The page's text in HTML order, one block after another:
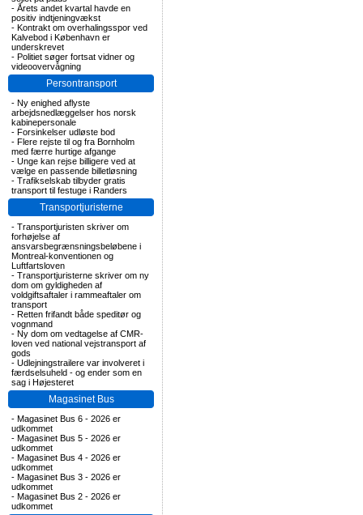
- Årets andet kvartal havde en
positiv indtjeningvækst
- Kontrakt om overhalingsspor ved
Kalvebod i København er
underskrevet
- Politiet søger fortsat vidner og
videoovervågning
Persontransport
- Ny enighed aflyste
arbejdsnedlæggelser hos norsk
kabinepersonale
- Forsinkelser udløste bod
- Flere rejste til og fra Bornholm
med færre hurtige afgange
- Unge kan rejse billigere ved at
vælge en passende billetløsning
- Trafikselskab tilbyder gratis
transport til festuge i Randers
Transportjuristerne
- Transportjuristen skriver om
forhøjelse af
ansvarsbegrænsningsbeløbene i
Montreal-konventionen og
Luftfartsloven
- Transportjuristerne skriver om ny
dom om gyldigheden af
voldgiftsaftaler i rammeaftaler om
transport
- Retten frifandt både speditør og
vognmand
- Ny dom om vedtagelse af CMR-
loven ved national vejstransport af
gods
- Udlejningstrailere var involveret i
færdselsuheld - og ender som en
sag i Højesteret
Magasinet Bus
- Magasinet Bus 6 - 2026 er
udkommet
- Magasinet Bus 5 - 2026 er
udkommet
- Magasinet Bus 4 - 2026 er
udkommet
- Magasinet Bus 3 - 2026 er
udkommet
- Magasinet Bus 2 - 2026 er
udkommet